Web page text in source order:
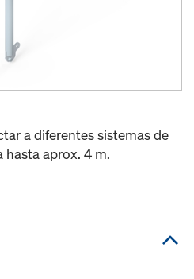
a diferentes sistemas de
aprox. 4 m.